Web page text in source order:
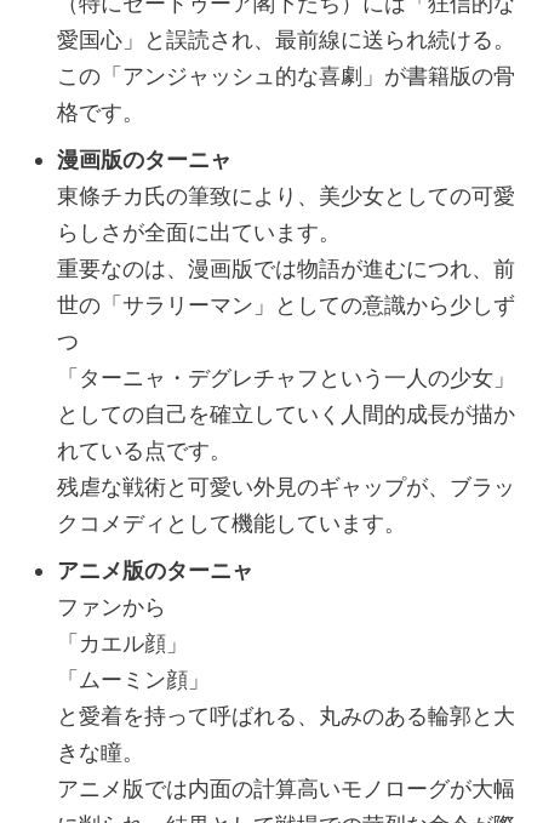
愛国心」と誤読され、最前線に送られ続ける。
この「アンジャッシュ的な喜劇」が書籍版の骨
格です。
漫画版のターニャ
東條チカ氏の筆致により、美少女としての可愛
らしさが全面に出ています。
重要なのは、漫画版では物語が進むにつれ、前
世の「サラリーマン」としての意識から少しず
つ
「ターニャ・デグレチャフという一人の少女」
としての自己を確立していく人間的成長が描か
れている点です。
残虐な戦術と可愛い外見のギャップが、ブラッ
クコメディとして機能しています。
アニメ版のターニャ
ファンから
「カエル顔」
「ムーミン顔」
と愛着を持って呼ばれる、丸みのある輪郭と大
きな瞳。
アニメ版では内面の計算高いモノローグが大幅